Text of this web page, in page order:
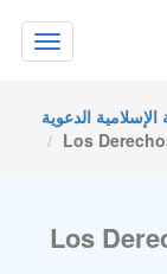
Toggle
navigation
الدعوية
Los
Los